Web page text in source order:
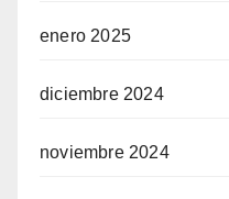
enero 2025
diciembre 2024
noviembre 2024